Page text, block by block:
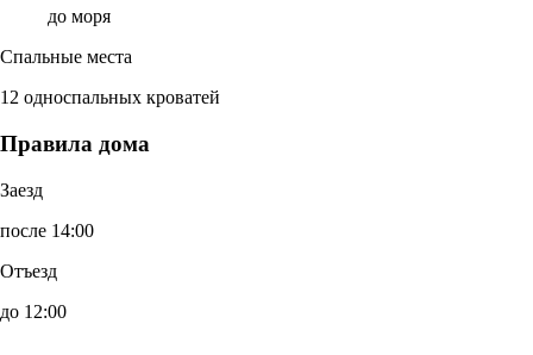
до моря
Спальные места
12 односпальных кроватей
Правила дома
Заезд
после 14:00
Отъезд
до 12:00